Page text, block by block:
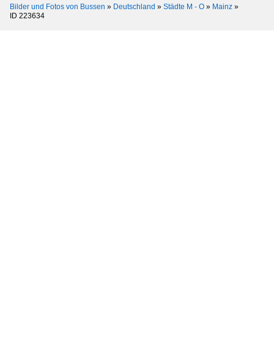
Bilder und Fotos von Bussen » Deutschland » Städte M - O » Mainz »
ID 223634